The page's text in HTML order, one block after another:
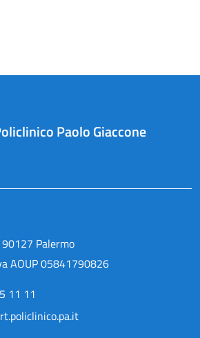
Paolo Giaccone
Palermo
AOUP 05841790826
11 11